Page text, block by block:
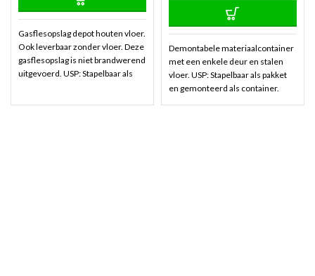
Gasflesopslag depot houten vloer.
Ook leverbaar zonder vloer. Deze
gasflesopslag is niet brandwerend
uitgevoerd. USP: Stapelbaar als
Demontabele materiaalcontainer
met een enkele deur en stalen
vloer. USP: Stapelbaar als pakket
en gemonteerd als container.